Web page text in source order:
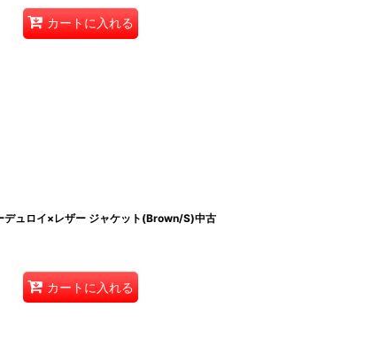
カートに入れる
デュロイ×レザー ジャケット(Brown/S)中古
カートに入れる